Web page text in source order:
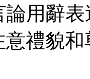
論用辭
禮貌和